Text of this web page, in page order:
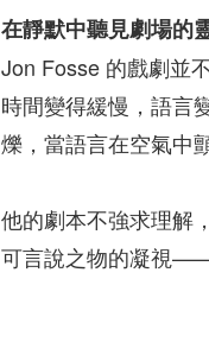
在靜默中聽見劇場的
Jon Fosse 的戲劇並
時間變得緩慢，語言
爍，當語言在空氣中
他的劇本不強求理解
可言說之物的凝視——